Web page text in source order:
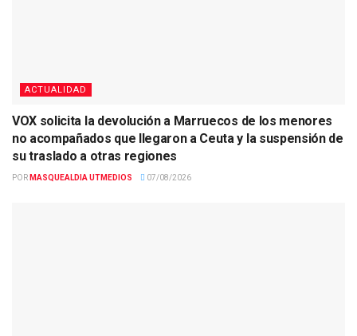
ACTUALIDAD
VOX solicita la devolución a Marruecos de los menores
no acompañados que llegaron a Ceuta y la suspensión de
su traslado a otras regiones
POR MASQUEALDIA UTMEDIOS 07/08/2026